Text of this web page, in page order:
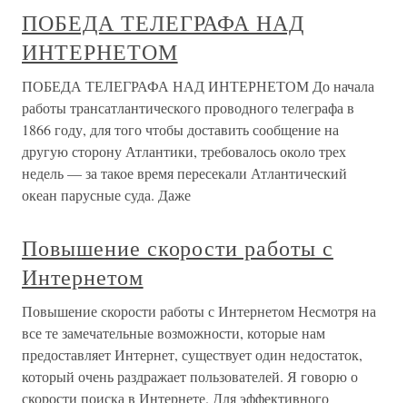
ПОБЕДА ТЕЛЕГРАФА НАД
ИНТЕРНЕТОМ
ПОБЕДА ТЕЛЕГРАФА НАД ИНТЕРНЕТОМ До начала
работы трансатлантического проводного телеграфа в
1866 году, для того чтобы доставить сообщение на
другую сторону Атлантики, требовалось около трех
недель — за такое время пересекали Атлантический
океан парусные суда. Даже
Повышение скорости работы с
Интернетом
Повышение скорости работы с Интернетом Несмотря на
все те замечательные возможности, которые нам
предоставляет Интернет, существует один недостаток,
который очень раздражает пользователей. Я говорю о
скорости поиска в Интернете. Для эффективного